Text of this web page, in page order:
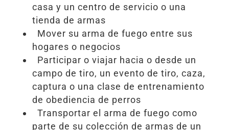
casa y un centro de servicio o una
tienda de armas
Mover su arma de fuego entre sus
hogares o negocios
Participar o viajar hacia o desde un
campo de tiro, un evento de tiro, caza,
captura o una clase de entrenamiento
de obediencia de perros
Transportar el arma de fuego como
parte de su colección de armas de un